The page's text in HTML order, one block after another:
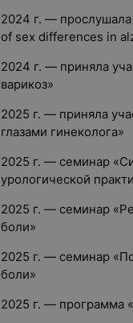
2024 г. —
of sex differences in
2024 г. — приняла
варикоз»
2025 г. — приняла
глазами гинеколога»
2025 г. — семинар
урологической
2025 г. — семинар
боли»
2025 г. — семинар
боли»
2025 г. — программа